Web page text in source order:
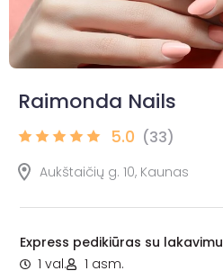
Raimonda Nails
5.0 (33)
Aukštaičių g. 10, Kaunas
Express pedikiūras su lakavimu
1 val.
1 asm.